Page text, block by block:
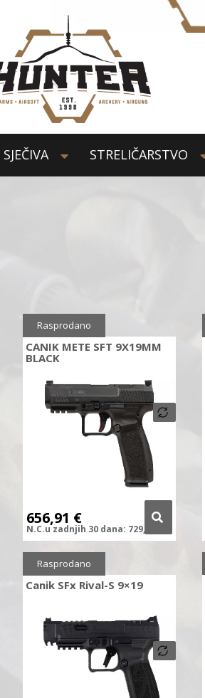
STRELIČARSTVO
Sniženo 10%
CANIK METE SFT 9X19MM
BLACK
656,91 €
N.C.u zadnjih 30 dana: 729,90
Rasprodano
Sniženo 7%
Canik SFx Rival-S 9×19
Rasprodano